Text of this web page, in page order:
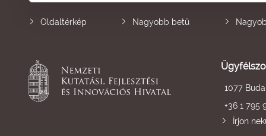
Oldaltérkép Nagyobb betű
1077
+36 1 795
Írjon